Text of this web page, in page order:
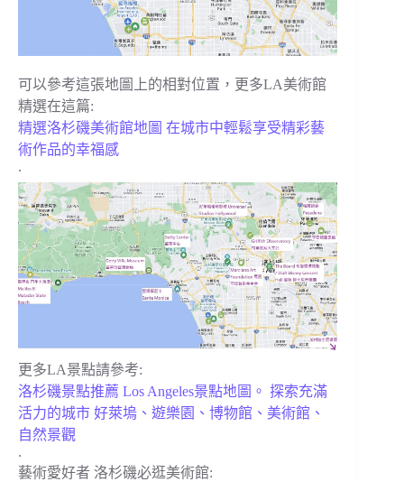
可以參考這張地圖上的相對位置，更多LA美術館
精選在這篇:
精選洛杉磯美術館地圖 在城市中輕鬆享受精彩藝
術作品的幸福感
.
更多LA景點請參考:
洛杉磯景點推薦 Los Angeles景點地圖。 探索充滿
活力的城市 好萊塢、遊樂園、博物館、美術館、
自然景觀
.
藝術愛好者 洛杉磯必逛美術館: